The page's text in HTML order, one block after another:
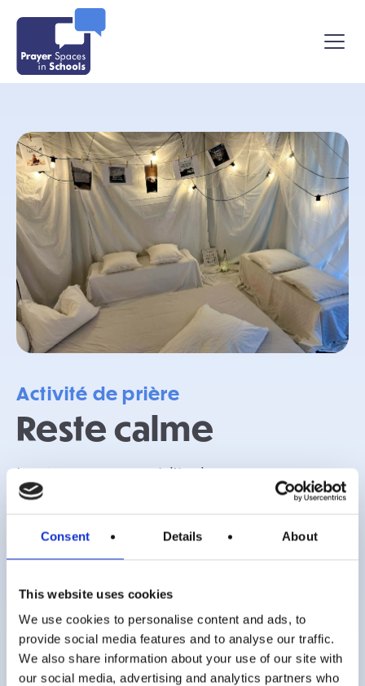
Consent Details About
This website uses cookies
We use cookies to personalise content and ads, to
provide social media features and to analyse our traffic.
We also share information about your use of our site with
our social media, advertising and analytics partners who
Activité de prière
Reste calme
rythmée par l’agitation et le bruit, laissant
Cette activité invite les élèves à profiter d’un
moment de calme et de silence, les aidant à
résister à la pression constante d’être toujours
en action. Même une courte pause dans un